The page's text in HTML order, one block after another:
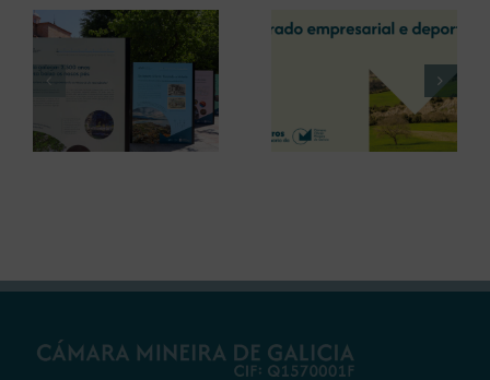
A COMG reúne a
dous líderes
empresarias con
motivo do seu
Centenario para
debater sobre o
A OIPE e o
CRETUS
presentan as
últimas
innovacións en
restauración